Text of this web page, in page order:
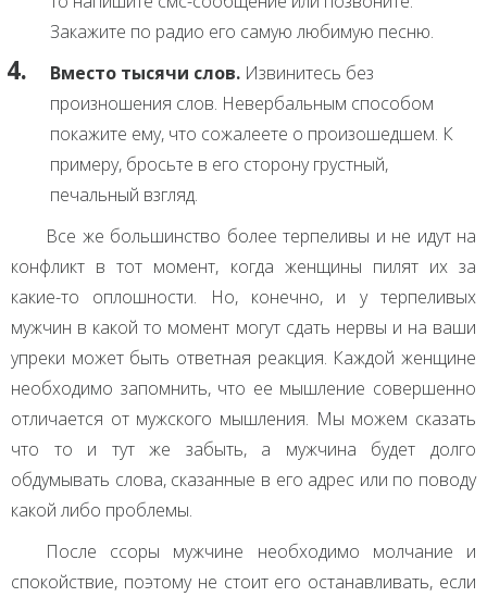
Закажите по радио его самую любимую песню.
Вместо тысячи слов. Извинитесь без
произношения слов. Невербальным способом
покажите ему, что сожалеете о произошедшем. К
примеру, бросьте в его сторону грустный,
печальный взгляд.
Все же большинство более терпеливы и не идут на
конфликт в тот момент, когда женщины пилят их за
какие-то оплошности. Но, конечно, и у терпеливых
мужчин в какой то момент могут сдать нервы и на ваши
упреки может быть ответная реакция. Каждой женщине
необходимо запомнить, что ее мышление совершенно
отличается от мужского мышления. Мы можем сказать
что то и тут же забыть, а мужчина будет долго
обдумывать слова, сказанные в его адрес или по поводу
какой либо проблемы.
После ссоры мужчине необходимо молчание и
спокойствие, поэтому не стоит его останавливать, если